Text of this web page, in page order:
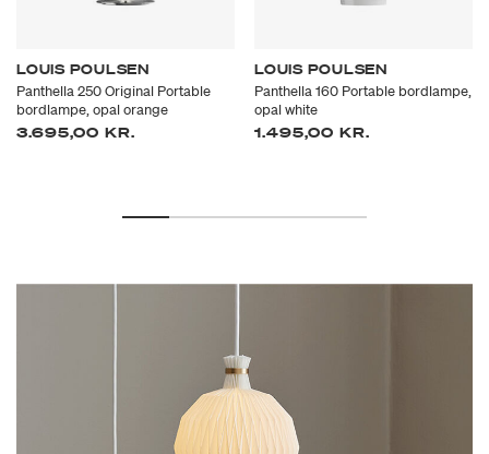
LOUIS POULSEN
Panthella 250 Original Portable
bordlampe, opal orange
3.695,00 KR.
LOUIS POULSEN
Panthella 160 Portable bordlampe,
opal white
1.495,00 KR.